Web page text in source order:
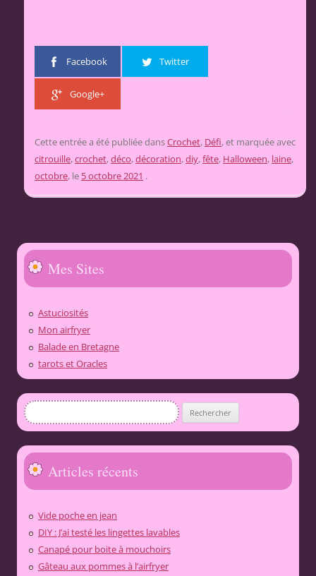
Facebook Twitter
Google+
Cette entrée a été publiée dansCrochet, Défi, et marquée avec
citrouille,crochet,déco,décoration,diy,fête, Halloween, laine,
octobre, le 5 octobre 2021 .
Mes Sites
Astuciosités
Mon airfryer
Balade en Bretagne
tarots et Oracles
Rechercher :
Articles récents
Vide poche en jean
DIY : J’ai testé les lingettes lavables
Canapé pour boite à mouchoirs
Gâteau aux pommes à l’airfryer